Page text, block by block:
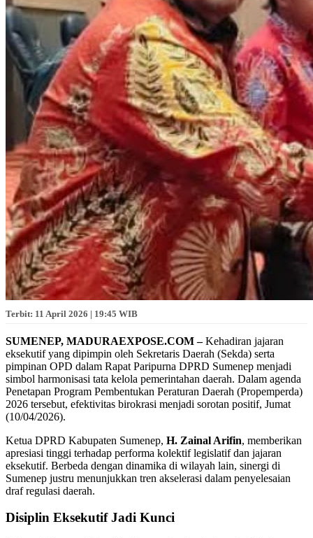
Terbit: 11 April 2026 | 19:45 WIB
SUMENEP, MADURAEXPOSE.COM –Kehadiran jajaran
eksekutif yang dipimpin oleh Sekretaris Daerah (Sekda) serta
pimpinan OPD dalam Rapat Paripurna DPRD Sumenep menjadi
simbol harmonisasi tata kelola pemerintahan daerah. Dalam agenda
Penetapan Program Pembentukan Peraturan Daerah (Propemperda)
2026 tersebut, efektivitas birokrasi menjadi sorotan positif, Jumat
(10/04/2026).
Ketua DPRD Kabupaten Sumenep, H. Zainal Arifin, memberikan
apresiasi tinggi terhadap performa kolektif legislatif dan jajaran
eksekutif. Berbeda dengan dinamika di wilayah lain, sinergi di
Sumenep justru menunjukkan tren akselerasi dalam penyelesaian
draf regulasi daerah.
Disiplin Eksekutif Jadi Kunci